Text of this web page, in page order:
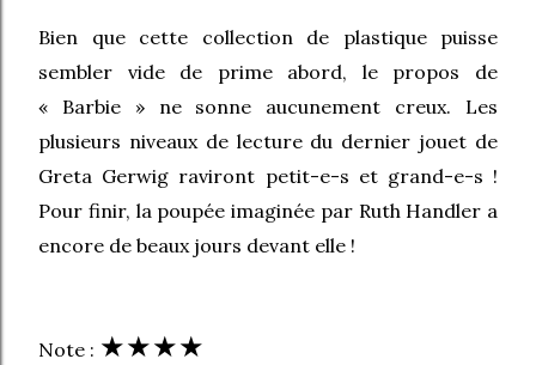
Bien que cette collection de plastique puisse
sembler vide de prime abord, le propos de
« Barbie » ne sonne aucunement creux. Les
plusieurs niveaux de lecture du dernier jouet de
Greta Gerwig raviront petit-e-s et grand-e-s !
Pour finir, la poupée imaginée par Ruth Handler a
encore de beaux jours devant elle !
Note : ★★★★